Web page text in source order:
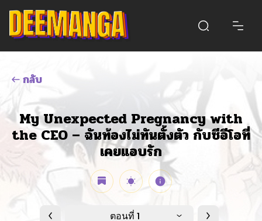
กลับ
My Unexpected Pregnancy with
the CEO – ฉันท้องไม่ทันตั้งตัว กับซีอีโอที่
เคยแอบรัก
ตอนที่ 1